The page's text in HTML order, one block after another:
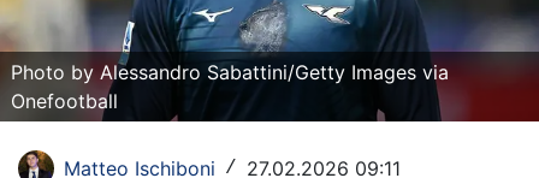
Altri Sport
Formula 1
Tennis
Photo by Alessandro Sabattini/Getty Images via
Onefootball
Matteo Ischiboni / 27.02.2026 09:11